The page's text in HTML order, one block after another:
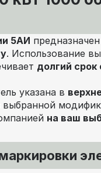
5АИ
. Использование
долгий
указана в
выбранной
на ваш